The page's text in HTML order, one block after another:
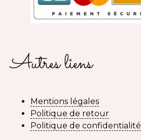
Autres liens
Mentions légales
Politique de retour
Politique de confidentialité